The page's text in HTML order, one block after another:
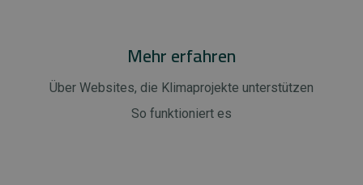
Mehr erfahren
Über Websites, die Klimaprojekte unterstützen
So funktioniert es